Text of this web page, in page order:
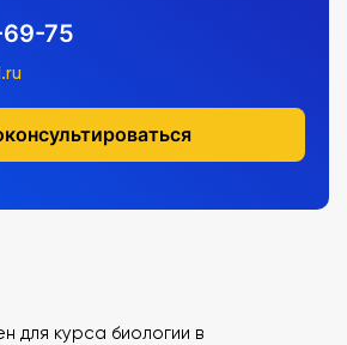
75
для курса биологии в